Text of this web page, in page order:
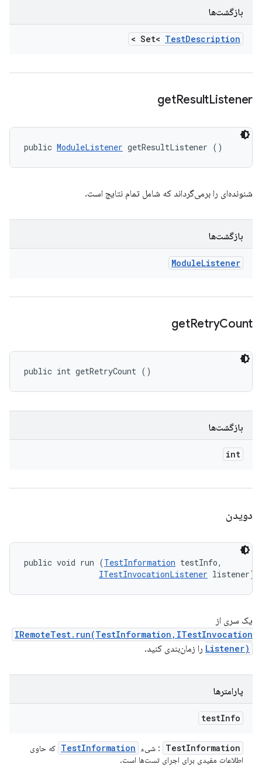
بازگشت‌ها
Set< TestDescription
>
getResultListener
public ModuleListener getResultListener ()
شنونده‌ای را برمی‌گرداند که شامل تمام نتایج است.
بازگشت‌ها
ModuleListener
getRetryCount
public int getRetryCount ()
بازگشت‌ها
int
دویدن
public void run (TestInformation testInfo,
ITestInvocationListener listener)
یک سری از
IRemoteTest.run(TestInformation,ITestInvocation
Listener) را زمان‌بندی کنید.
پارامترها
testInfo
TestInformation : شیء TestInformation
که حاوی
اطلاعات مفیدی برای اجرای تست‌ها است.